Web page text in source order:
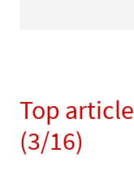
Top
(3/16)